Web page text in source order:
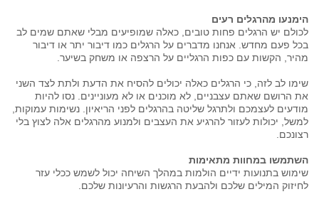
הימנעו מהרגלים רעים
לכולם יש הרגלים פחות טובים, כאלה שמופיעים מבלי שאתם שמים לב
בכל פעם מחדש. אנחנו מדברים על הרגלים כמו דיבור יתר או דיבור
מהיר, הקשות עם כפות הרגליים על הרצפה או משחק בשיער.
שימו לב לזה, כי הרגלים כאלה יכולים להסיח את הדעת ולתת לצד השני
את הרושם שאתם עצבניים, לא מוכנים או לא מעוניינים. נסו להיות
מודעים לעצמכם ולתרגל שליטה בהרגלים לפני הריאיון. נשימות עמוקות,
למשל, יכולות לעזור להרגיע את העצבים ולמנוע מהרגלים אלה לצוץ בלי
רצונכם.
השתמשו במחוות מתאימות
שימוש בתנועות ידיים הולמות במהלך השיחה יכול לשמש ככלי עזר
לחיזוק המילים שלכם ולהבעת הרגשות והרעיונות שלכם.